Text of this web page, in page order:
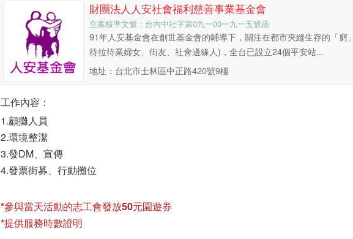
財團法人人安社會福利慈善事業基金會
立案核準文號：台內中社字第0九一00一九一五號函
91年人安基金會在創世基金會的輔導下，關注在都市夾縫生存的「窮
待拉待業婦女、街友、社會邊緣人)，全台已設立24個平安站...
地址：台北市士林區中正路420號9樓
工作內容：
1.顧攤人員
2.環境整潔
3.發DM、宣傳
4.發票街募、行動攤位
*參與當天活動的志工會發放50元園遊券
*提供服務時數證明